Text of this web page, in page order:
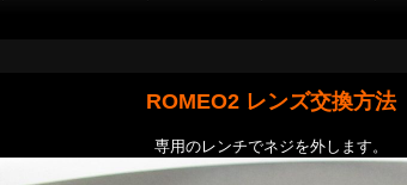
ROMEO2 レンズ交換方法
専用のレンチでネジを外します。